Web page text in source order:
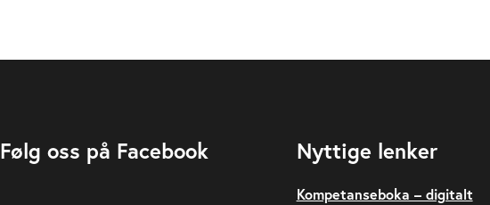
Følg oss på Facebook Nyttige lenker
Kompetanseboka – digitalt